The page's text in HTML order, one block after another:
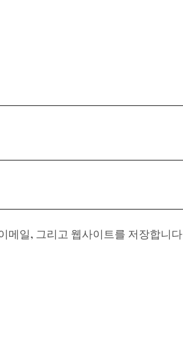
메일, 그리고 웹사이트를 저장합니